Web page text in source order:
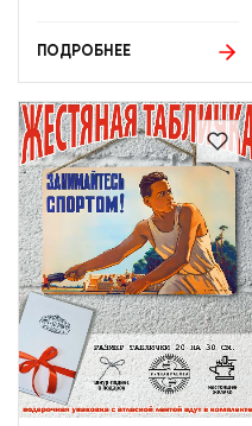
ПОДРОБНЕЕ